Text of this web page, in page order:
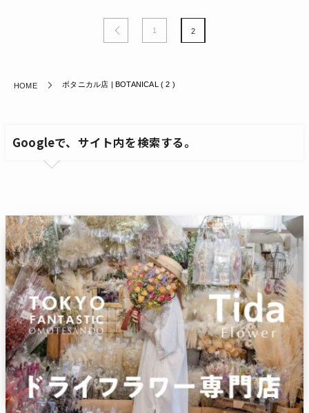
1 2
HOME ボタニカル店 | BOTANICAL ( 2 )
Googleで、サイト内を検索する。